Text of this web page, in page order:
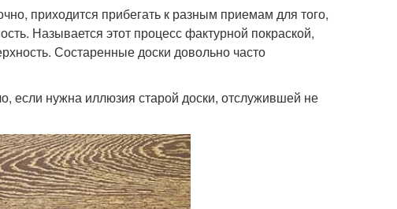
приходится прибегать к разным приемам для того,
Называется этот процесс фактурной покраской,
Состаренные доски довольно часто
если нужна иллюзия старой доски, отслужившей не